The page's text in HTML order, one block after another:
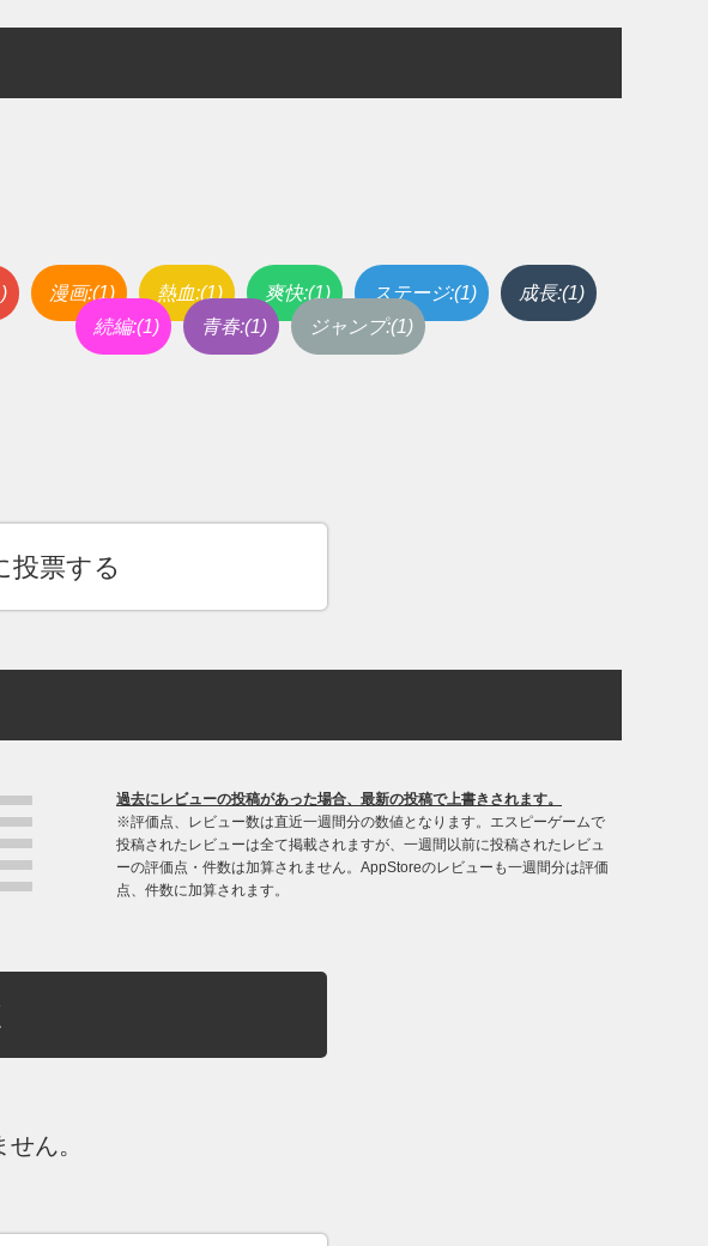
漫画:(1) 熱血:(1) 爽快:(1) ステージ:(1)
成長:(1)
続編:(1)
青春:(1) ジャンプ:(1)
投票する
過去にレビューの投稿があった場合、最新の投稿で上書きされます。
※評価点、レビュー数は直近一週間分の数値となります。エスピーゲームで
投稿されたレビューは全て掲載されますが、一週間以前に投稿されたレビュ
ーの評価点・件数は加算されません。AppStoreのレビューも一週間分は評価
点、件数に加算されます。
ん。